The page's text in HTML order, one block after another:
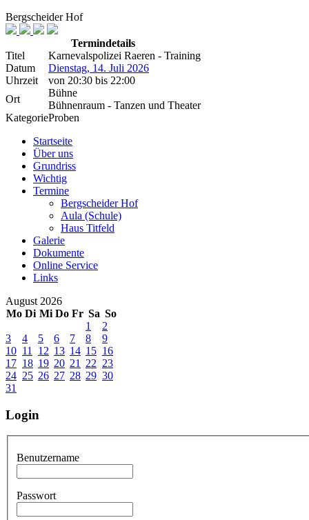
Bergscheider Hof
Termindetails
Titel
Karnevalspolizei Raeren - Training
Datum
Dienstag, 14. Juli 2026
Uhrzeit
von 20:30 bis 22:00
Ort
Bühne
Bühnenraum - Tanzen und Theater
KategorieProben
Startseite
Über uns
Grundriss
Wichtig
Termine
Bergscheider Hof
Aula (Schule)
Haus Titfeld
Galerie
Dokumente
Online Service
Links
August 2026
Mo Di Mi Do Fr Sa So
1
2
3
4 5 6 7 8
9
10 11 12 13 14 15 16
17 18 19 20 21 22 23
24 25 26 27 28 29 30
31
Login
Benutzername
Passwort